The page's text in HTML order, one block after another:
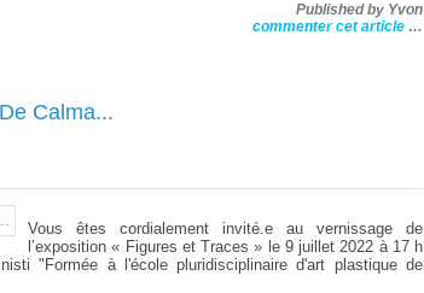
Published by Yvon
commenter cet article …
Calma...
Vous êtes cordialement invité.e au vernissage de
l’exposition « Figures et Traces » le 9 juillet 2022 à 17 h
"Formée à l'école pluridisciplinaire d'art plastique de